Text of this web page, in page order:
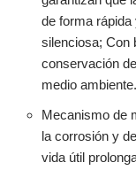
de forma
silenciosa; Con
conservación
medio ambiente.
Mecanismo de
la corrosión y
vida útil